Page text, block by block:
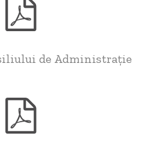
de Administrație